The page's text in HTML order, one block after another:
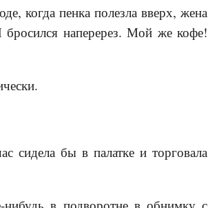
когда пенка полезла вверх, жена
бросился наперерез. Мой же кофе!
сидела бы в палатке и торговала